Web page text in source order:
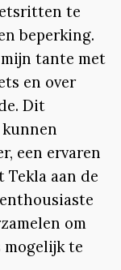
te
beperking.
tante met
en over
Dit
kunnen
een ervaren
Tekla aan de
om
te